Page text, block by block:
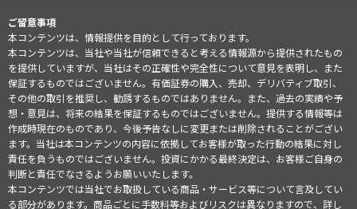
ご留意事項
本コンテンツは、情報提供を目的として行っております。
本コンテンツは、当社や当社が信頼できると考える情報源から提供されたもの
を提供していますが、当社はその正確性や完全性について意見を表明し、また
保証するものではございません。有価証券の購入、売却、デリバティブ取引、
その他の取引を推奨し、勧誘するものではありません。また、過去の実績や予
想・意見は、将来の結果を保証するものではございません。提供する情報等は
作成時現在のものであり、今後予告なしに変更または削除されることがござい
ます。当社は本コンテンツの内容に依拠してお客様が取った行動の結果に対し
責任を負うものではございません。投資にかかる最終決定は、お客様ご自身の
判断と責任でなさるようお願いいたします。
本コンテンツでは当社でお取扱している商品・サービス等について言及してい
る部分があります。商品ごとに手数料等およびリスクは異なりますので、詳し